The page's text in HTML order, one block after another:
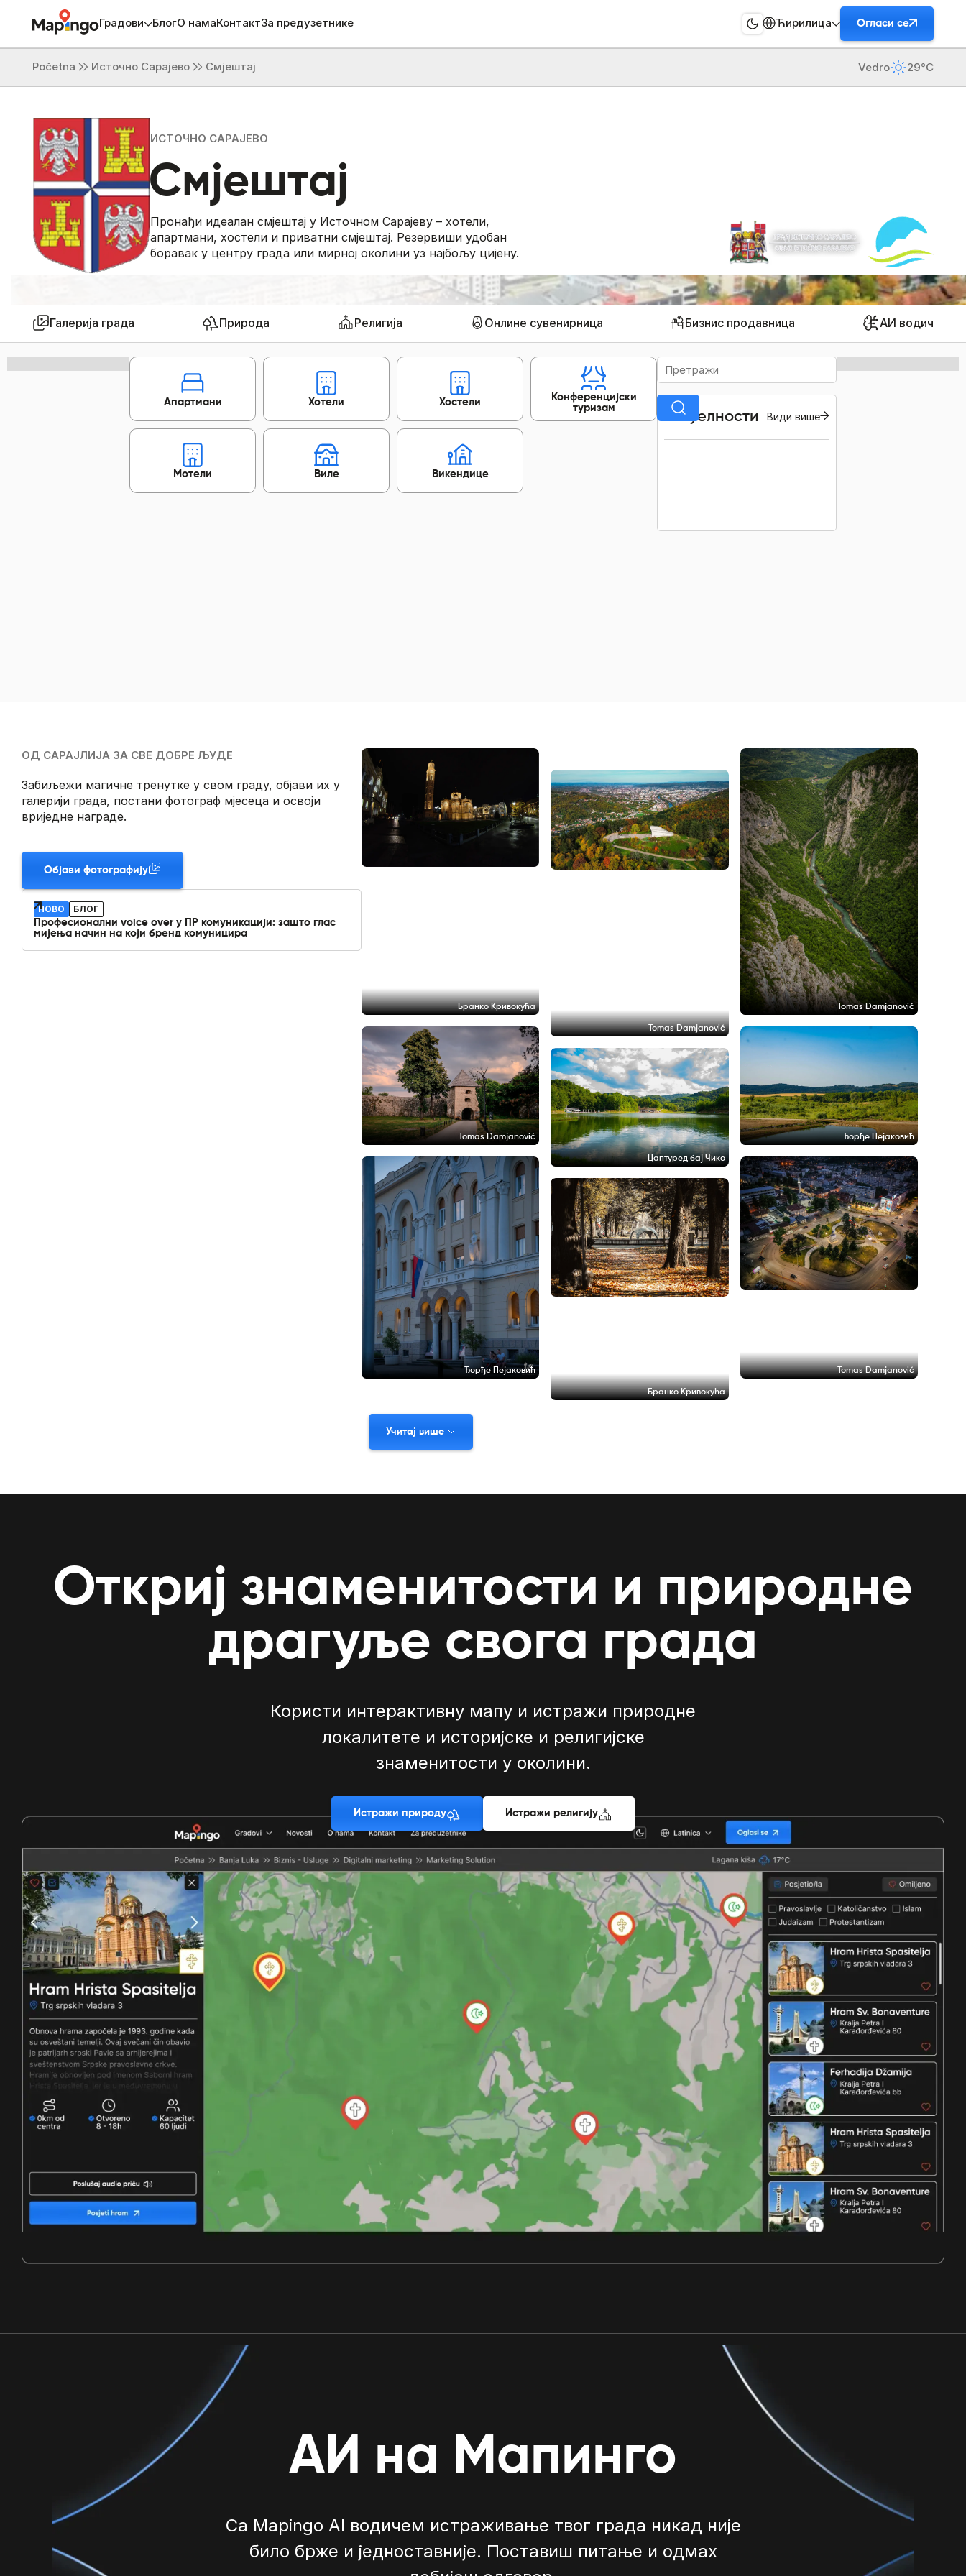
Градови БлогО намаКонтактЗа предузетнике Ћирилица Огласи се
Početna Источно Сарајево Смјештај Vedro 29°C
ИСТОЧНО САРАЈЕВО
Смјештај
Пронађи идеалан смјештај у Источном Сарајеву – хотели,
апартмани, хостели и приватни смјештај. Резервиши удобан
боравак у центру града или мирној околини уз најбољу цијену.
Галерија града Природа Религија Онлине сувенирница Бизнис продавница АИ водич
Апартмани Хотели Хостели
Конференцијски
туризам
Мотели Виле Викендице
Актуелности Види више
ОД САРАЈЛИЈА ЗА СВЕ ДОБРЕ ЉУДЕ
Забиљежи магичне тренутке у свом граду, објави их у
галерији града, постани фотограф мјесеца и освоји
вриједне награде.
Објави фотографију
НОВО
БЛОГ
Професионални voice over у ПР комуникацији: зашто глас
мијења начин на који бренд комуницира
Бранко Кривокућа
Tomas Damjanović
Tomas Damjanović
Tomas Damjanović
Цаптуред бај Чико
Ђорђе Пејаковић
Ђорђе Пејаковић
Бранко Кривокућа
Tomas Damjanović
Учитај више
Откриј знаменитости и природне
драгуље свога града
Користи интерактивну мапу и истражи природне
локалитете и историјске и религијске
знаменитости у околини.
Истражи природу Истражи религију
АИ на Мапинго
Са Mapingo AI водичем истраживање твог града никад није
било брже и једноставније. Поставиш питање и одмах